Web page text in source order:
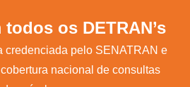
todos os DETRAN’s
credenciada pelo SENATRAN e
nacional de consultas